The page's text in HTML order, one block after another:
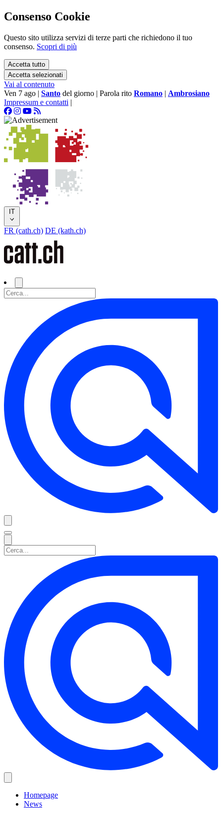
Consenso Cookie
Questo sito utilizza servizi di terze parti che richiedono il tuo
consenso. Scopri di più
Accetta tutto
Accetta selezionati
Vai al contenuto
Ven 7 ago | Santo del giorno | Parola rito Romano | Ambrosiano
Impressum e contatti |
IT
FR (cath.ch) DE (kath.ch)
Homepage
News